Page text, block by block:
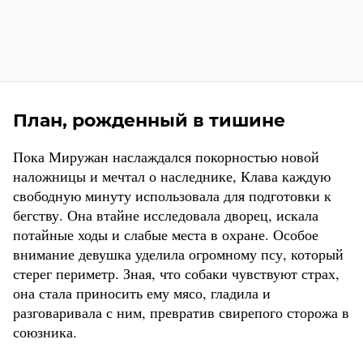
План, рожденный в тишине
Пока Миружан наслаждался покорностью новой
наложницы и мечтал о наследнике, Клава каждую
свободную минуту использовала для подготовки к
бегству. Она втайне исследовала дворец, искала
потайные ходы и слабые места в охране. Особое
внимание девушка уделила огромному псу, который
стерег периметр. Зная, что собаки чувствуют страх,
она стала приносить ему мясо, гладила и
разговаривала с ним, превратив свирепого сторожа в
союзника.